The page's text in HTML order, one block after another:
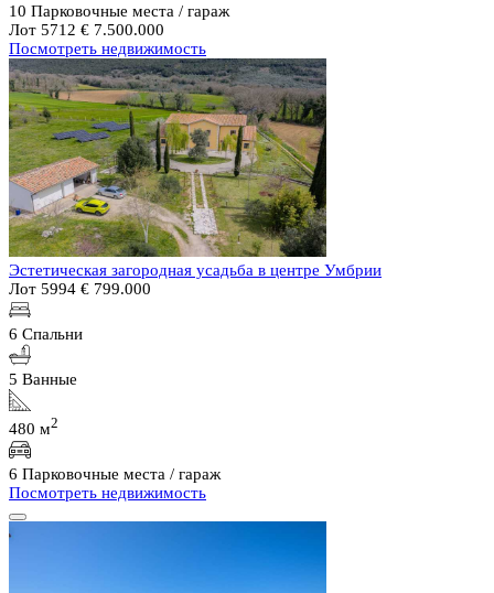
10 Парковочные места / гараж
Лот 5712 € 7.500.000
Посмотреть недвижимость
Эстетическая загородная усадьба в центре Умбрии
Лот 5994 € 799.000
6 Спальни
5 Ванные
480 м2
6 Парковочные места / гараж
Посмотреть недвижимость